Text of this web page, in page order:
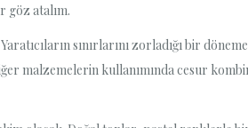
göz atalım.
sınırlarını zorladığı bir
malzemelerin kullanımında cesur